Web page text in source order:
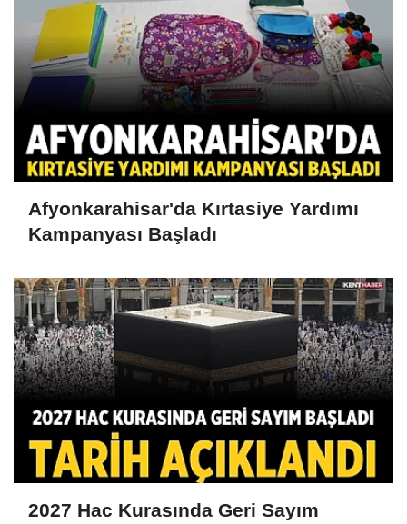
Afyonkarahisar'da Kırtasiye Yardımı
Kampanyası Başladı
2027 Hac Kurasında Geri Sayım